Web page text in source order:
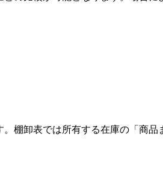
棚卸表では所有する在庫の「商